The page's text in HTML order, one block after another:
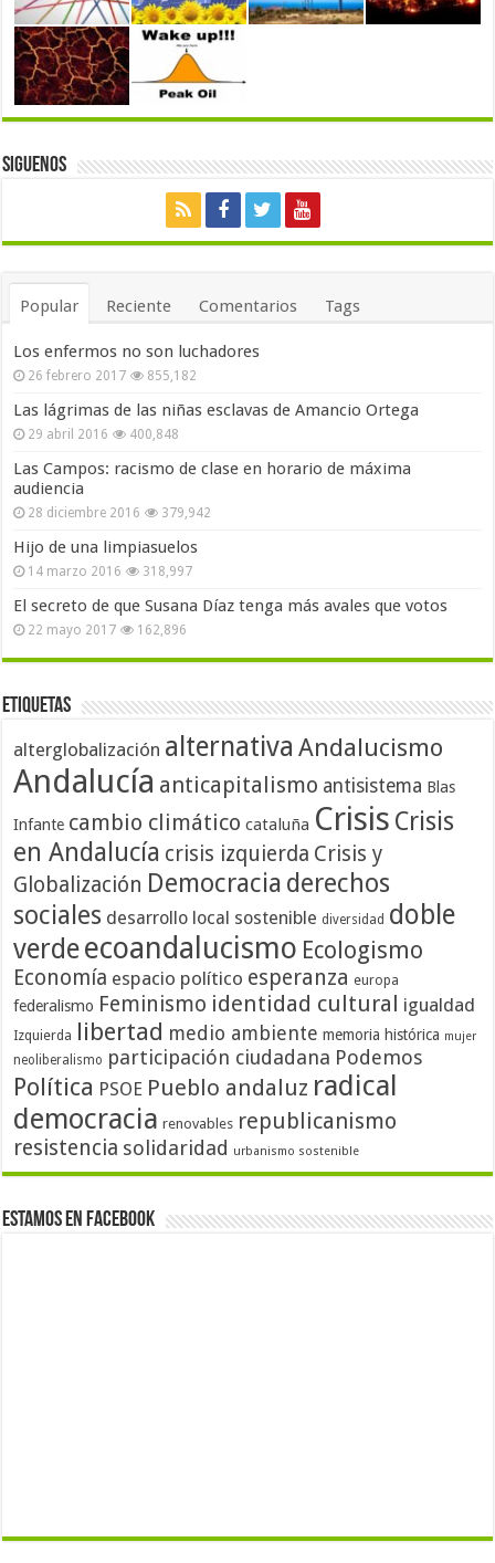
Siguenos
Popular Reciente Comentarios Tags
Los enfermos no son luchadores
26 febrero 2017 855,182
Las lágrimas de las niñas esclavas de Amancio Ortega
29 abril 2016 400,848
Las Campos: racismo de clase en horario de máxima
audiencia
28 diciembre 2016 379,942
Hijo de una limpiasuelos
14 marzo 2016 318,997
El secreto de que Susana Díaz tenga más avales que votos
22 mayo 2017 162,896
Etiquetas
alterglobalización alternativa Andalucismo
Andalucía anticapitalismo antisistema Blas
Infante cambio climático cataluña Crisis Crisis
en Andalucía crisis izquierda Crisis y
Globalización Democracia derechos
sociales desarrollo local sostenible diversidad doble
verdeecoandalucismo Ecologismo
Economía espacio político esperanza europa
federalismo Feminismo identidad cultural igualdad
Izquierda libertad medio ambiente memoria histórica mujer
neoliberalismo participación ciudadana Podemos
Política PSOE Pueblo andaluz radical
democracia renovables republicanismo
resistencia solidaridad urbanismo sostenible
Estamos en Facebook